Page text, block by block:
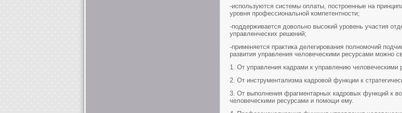
-используются системы оплаты, построенные на
уровня профессиональной компетентности;
-поддерживается довольно высокий уровень участия
управленческих решений;
-применяется практика делегирования полномочий
развития управления человеческими ресурсами можно
1. От управления кадрами к управлению человеческими
2. От инструментализма кадровой функции к
3. От выполнения фрагментарных кадровых функций к
человеческими ресурсами и помощи ему.